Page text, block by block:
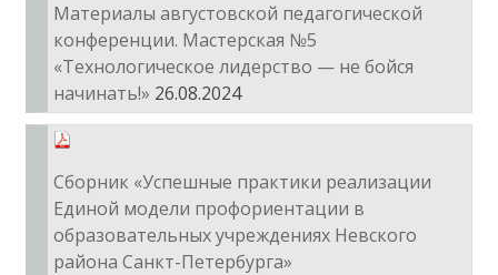
Материалы августовской педагогической
конференции. Мастерская №5
«Технологическое лидерство — не бойся
начинать!» 26.08.2024
Сборник «Успешные практики реализации
Единой модели профориентации в
образовательных учреждениях Невского
района Санкт-Петербурга»